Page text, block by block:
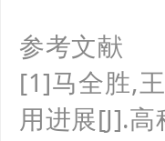
参考文献
[1]马全胜,
用进展[J].